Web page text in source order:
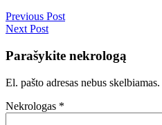
Previous Post
Next Post
Parašykite nekrologą
El. pašto adresas nebus skelbiamas.
Nekrologas *